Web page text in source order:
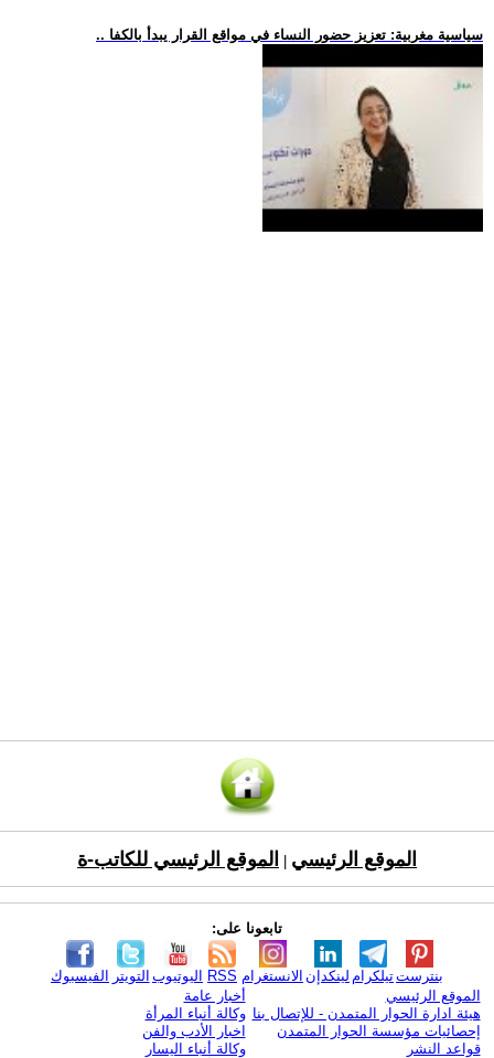
.. سياسية مغربية: تعزيز حضور النساء في مواقع القرار يبدأ بالكفا
الموقع الرئيسي الموقع الرئيسي للكاتب-ة
تابعونا على:
الفيسبوك التويتر اليوتيوب RSS الانستغرام لينكدإن تيلكرامبنترست
الموقع الرئيسي
هيئة ادارة الحوار المتمدن - للإتصال بنا
إحصائيات مؤسسة الحوار المتمدن
قواعد النشر
أخبار عامة
وكالة أنباء المرأة
اخبار الأدب والفن
وكالة أنباء اليسار